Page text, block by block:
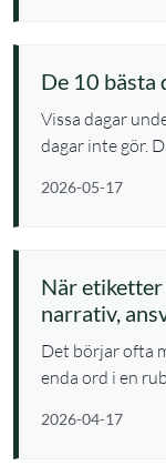
De 10 bästa
Vissa dagar
dagar inte gör.
2026-05-17
När etiketter
narrativ,
Det börjar ofta
enda ord i en
2026-04-17